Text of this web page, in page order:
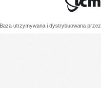
Baza utrzymywana i dystrybuowana przez